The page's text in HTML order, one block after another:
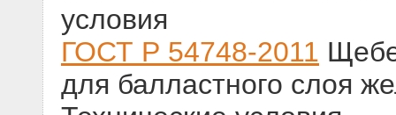
условия
ГОСТ Р 54748-2011
для балластного слоя